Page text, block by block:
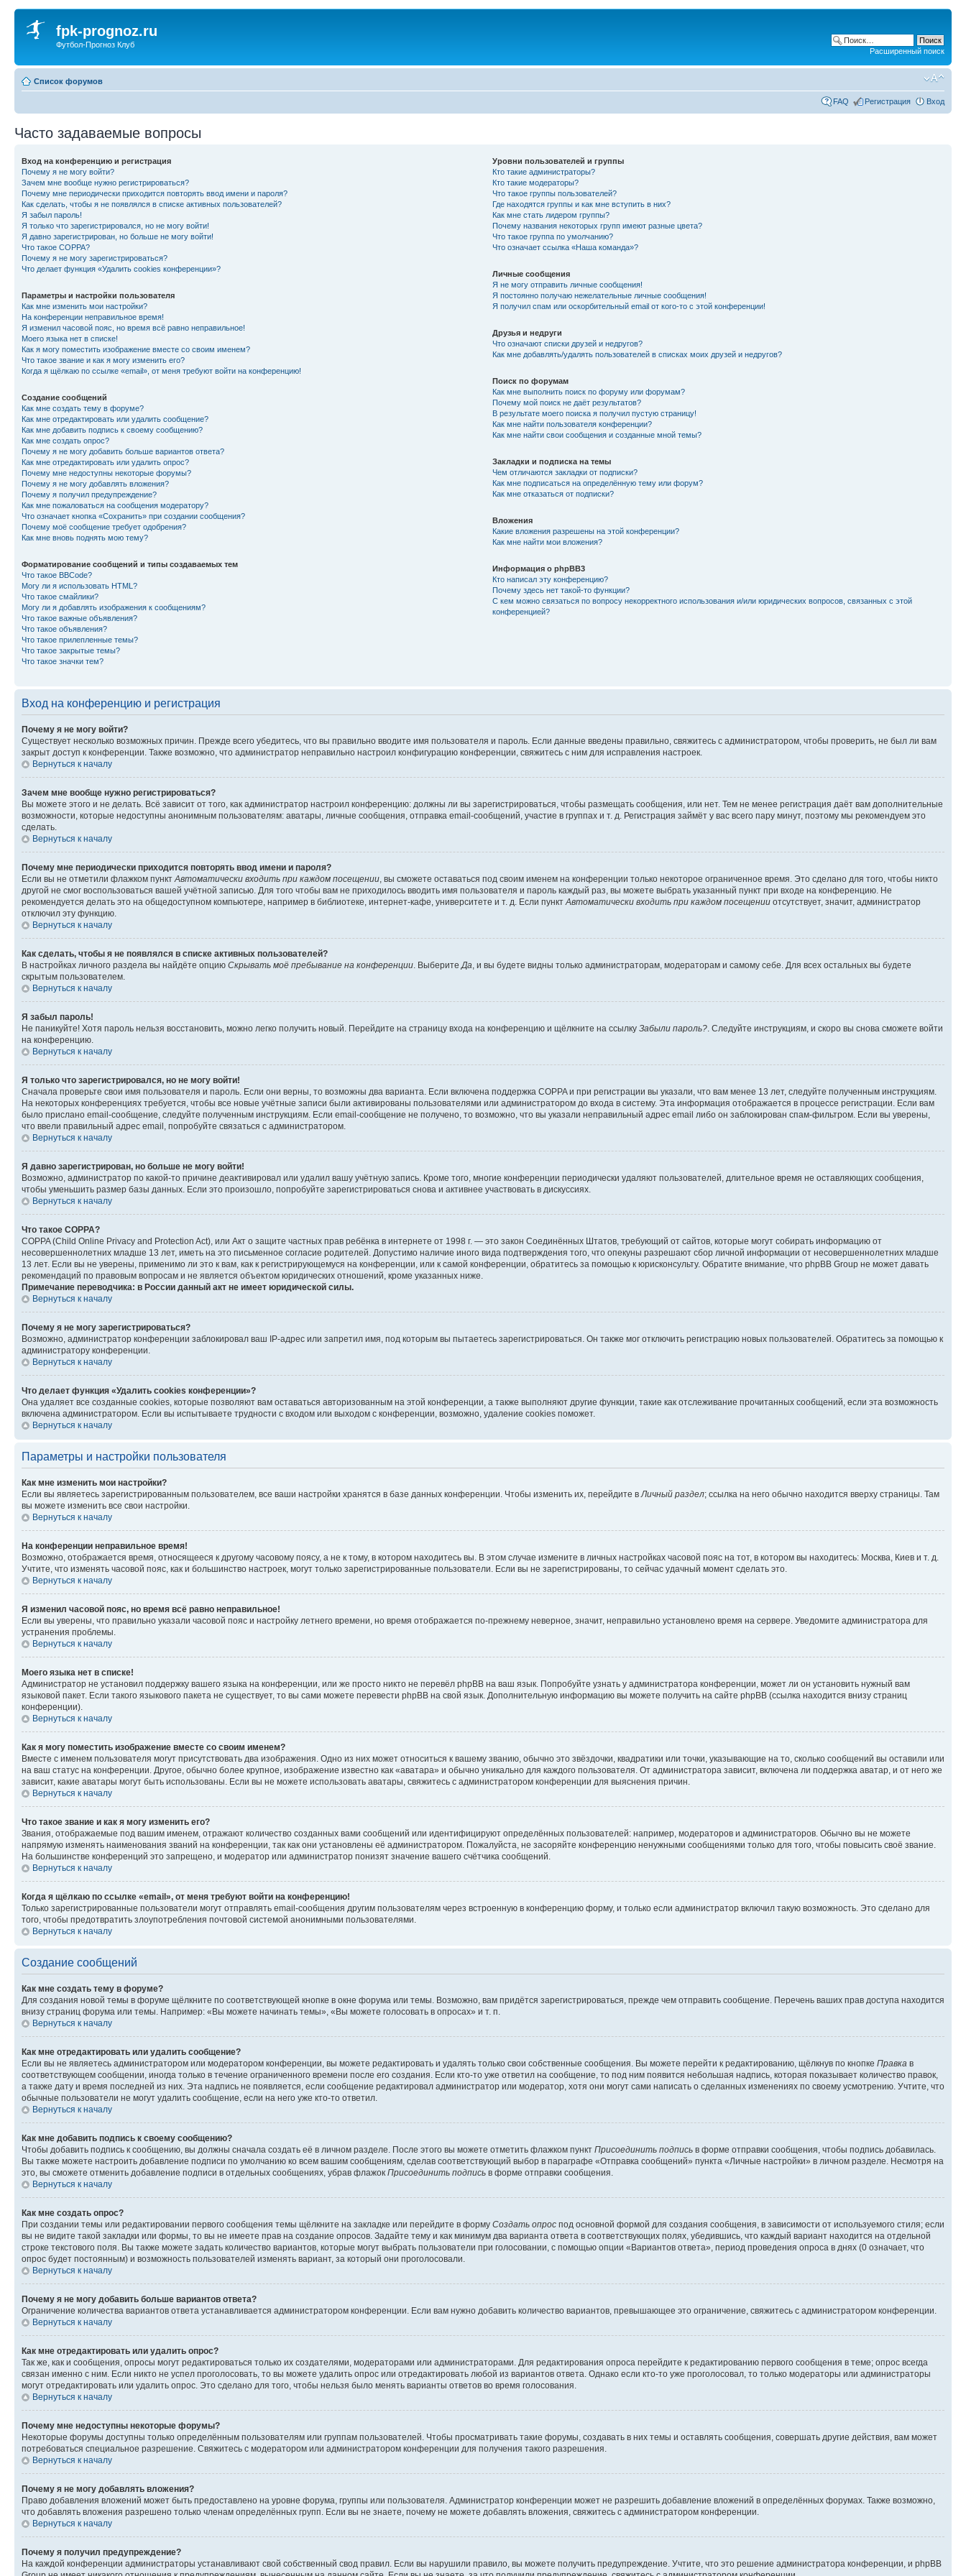
fpk-prognoz.ru
Футбол-Прогноз Клуб
Расширенный поиск
Список форумов
FAQ Регистрация Вход
Часто задаваемые вопросы
Вход на конференцию и регистрация
Почему я не могу войти?
Зачем мне вообще нужно регистрироваться?
Почему мне периодически приходится повторять ввод имени и пароля?
Как сделать, чтобы я не появлялся в списке активных пользователей?
Я забыл пароль!
Я только что зарегистрировался, но не могу войти!
Я давно зарегистрирован, но больше не могу войти!
Что такое COPPA?
Почему я не могу зарегистрироваться?
Что делает функция «Удалить cookies конференции»?
Параметры и настройки пользователя
Как мне изменить мои настройки?
На конференции неправильное время!
Я изменил часовой пояс, но время всё равно неправильное!
Моего языка нет в списке!
Как я могу поместить изображение вместе со своим именем?
Что такое звание и как я могу изменить его?
Когда я щёлкаю по ссылке «email», от меня требуют войти на конференцию!
Создание сообщений
Как мне создать тему в форуме?
Как мне отредактировать или удалить сообщение?
Как мне добавить подпись к своему сообщению?
Как мне создать опрос?
Почему я не могу добавить больше вариантов ответа?
Как мне отредактировать или удалить опрос?
Почему мне недоступны некоторые форумы?
Почему я не могу добавлять вложения?
Почему я получил предупреждение?
Как мне пожаловаться на сообщения модератору?
Что означает кнопка «Сохранить» при создании сообщения?
Почему моё сообщение требует одобрения?
Как мне вновь поднять мою тему?
Форматирование сообщений и типы создаваемых тем
Что такое BBCode?
Могу ли я использовать HTML?
Что такое смайлики?
Могу ли я добавлять изображения к сообщениям?
Что такое важные объявления?
Что такое объявления?
Что такое прилепленные темы?
Что такое закрытые темы?
Что такое значки тем?
Уровни пользователей и группы
Кто такие администраторы?
Кто такие модераторы?
Что такое группы пользователей?
Где находятся группы и как мне вступить в них?
Как мне стать лидером группы?
Почему названия некоторых групп имеют разные цвета?
Что такое группа по умолчанию?
Что означает ссылка «Наша команда»?
Личные сообщения
Я не могу отправить личные сообщения!
Я постоянно получаю нежелательные личные сообщения!
Я получил спам или оскорбительный email от кого-то с этой конференции!
Друзья и недруги
Что означают списки друзей и недругов?
Как мне добавлять/удалять пользователей в списках моих друзей и недругов?
Поиск по форумам
Как мне выполнить поиск по форуму или форумам?
Почему мой поиск не даёт результатов?
В результате моего поиска я получил пустую страницу!
Как мне найти пользователя конференции?
Как мне найти свои сообщения и созданные мной темы?
Закладки и подписка на темы
Чем отличаются закладки от подписки?
Как мне подписаться на определённую тему или форум?
Как мне отказаться от подписки?
Вложения
Какие вложения разрешены на этой конференции?
Как мне найти мои вложения?
Информация о phpBB3
Кто написал эту конференцию?
Почему здесь нет такой-то функции?
С кем можно связаться по вопросу некорректного использования и/или юридических вопросов, связанных с этой
конференцией?
Вход на конференцию и регистрация
Почему я не могу войти?
Существует несколько возможных причин. Прежде всего убедитесь, что вы правильно вводите имя пользователя и пароль. Если данные введены правильно, свяжитесь с администратором, чтобы проверить, не был ли вам
закрыт доступ к конференции. Также возможно, что администратор неправильно настроил конфигурацию конференции, свяжитесь с ним для исправления настроек.
Вернуться к началу
Зачем мне вообще нужно регистрироваться?
Вы можете этого и не делать. Всё зависит от того, как администратор настроил конференцию: должны ли вы зарегистрироваться, чтобы размещать сообщения, или нет. Тем не менее регистрация даёт вам дополнительные
возможности, которые недоступны анонимным пользователям: аватары, личные сообщения, отправка email-сообщений, участие в группах и т. д. Регистрация займёт у вас всего пару минут, поэтому мы рекомендуем это
сделать.
Вернуться к началу
Почему мне периодически приходится повторять ввод имени и пароля?
Если вы не отметили флажком пункт Автоматически входить при каждом посещении , вы сможете оставаться под своим именем на конференции только некоторое ограниченное время. Это сделано для того, чтобы никто
другой не смог воспользоваться вашей учётной записью. Для того чтобы вам не приходилось вводить имя пользователя и пароль каждый раз, вы можете выбрать указанный пункт при входе на конференцию. Не
рекомендуется делать это на общедоступном компьютере, например в библиотеке, интернет-кафе, университете и т. д. Если пункт Автоматически входить при каждом посещении отсутствует, значит, администратор
отключил эту функцию.
Вернуться к началу
Как сделать, чтобы я не появлялся в списке активных пользователей?
В настройках личного раздела вы найдёте опцию Скрывать моё пребывание на конференции . Выберите Да , и вы будете видны только администраторам, модераторам и самому себе. Для всех остальных вы будете
скрытым пользователем.
Вернуться к началу
Я забыл пароль!
Не паникуйте! Хотя пароль нельзя восстановить, можно легко получить новый. Перейдите на страницу входа на конференцию и щёлкните на ссылку Забыли пароль? . Следуйте инструкциям, и скоро вы снова сможете войти
на конференцию.
Вернуться к началу
Я только что зарегистрировался, но не могу войти!
Сначала проверьте свои имя пользователя и пароль. Если они верны, то возможны два варианта. Если включена поддержка COPPA и при регистрации вы указали, что вам менее 13 лет, следуйте полученным инструкциям.
На некоторых конференциях требуется, чтобы все новые учётные записи были активированы пользователями или администратором до входа в систему. Эта информация отображается в процессе регистрации. Если вам
было прислано email-сообщение, следуйте полученным инструкциям. Если email-сообщение не получено, то возможно, что вы указали неправильный адрес email либо он заблокирован спам-фильтром. Если вы уверены,
что ввели правильный адрес email, попробуйте связаться с администратором.
Вернуться к началу
Я давно зарегистрирован, но больше не могу войти!
Возможно, администратор по какой-то причине деактивировал или удалил вашу учётную запись. Кроме того, многие конференции периодически удаляют пользователей, длительное время не оставляющих сообщения,
чтобы уменьшить размер базы данных. Если это произошло, попробуйте зарегистрироваться снова и активнее участвовать в дискуссиях.
Вернуться к началу
Что такое COPPA?
COPPA (Child Online Privacy and Protection Act), или Акт о защите частных прав ребёнка в интернете от 1998 г. — это закон Соединённых Штатов, требующий от сайтов, которые могут собирать информацию от
несовершеннолетних младше 13 лет, иметь на это письменное согласие родителей. Допустимо наличие иного вида подтверждения того, что опекуны разрешают сбор личной информации от несовершеннолетних младше
13 лет. Если вы не уверены, применимо ли это к вам, как к регистрирующемуся на конференции, или к самой конференции, обратитесь за помощью к юрисконсульту. Обратите внимание, что phpBB Group не может давать
рекомендаций по правовым вопросам и не является объектом юридических отношений, кроме указанных ниже.
Примечание переводчика: в России данный акт не имеет юридической силы.
Вернуться к началу
Почему я не могу зарегистрироваться?
Возможно, администратор конференции заблокировал ваш IP-адрес или запретил имя, под которым вы пытаетесь зарегистрироваться. Он также мог отключить регистрацию новых пользователей. Обратитесь за помощью к
администратору конференции.
Вернуться к началу
Что делает функция «Удалить cookies конференции»?
Она удаляет все созданные cookies, которые позволяют вам оставаться авторизованным на этой конференции, а также выполняют другие функции, такие как отслеживание прочитанных сообщений, если эта возможность
включена администратором. Если вы испытываете трудности с входом или выходом с конференции, возможно, удаление cookies поможет.
Вернуться к началу
Параметры и настройки пользователя
Как мне изменить мои настройки?
Если вы являетесь зарегистрированным пользователем, все ваши настройки хранятся в базе данных конференции. Чтобы изменить их, перейдите в Личный раздел; ссылка на него обычно находится вверху страницы. Там
вы можете изменить все свои настройки.
Вернуться к началу
На конференции неправильное время!
Возможно, отображается время, относящееся к другому часовому поясу, а не к тому, в котором находитесь вы. В этом случае измените в личных настройках часовой пояс на тот, в котором вы находитесь: Москва, Киев и т. д.
Учтите, что изменять часовой пояс, как и большинство настроек, могут только зарегистрированные пользователи. Если вы не зарегистрированы, то сейчас удачный момент сделать это.
Вернуться к началу
Я изменил часовой пояс, но время всё равно неправильное!
Если вы уверены, что правильно указали часовой пояс и настройку летнего времени, но время отображается по-прежнему неверное, значит, неправильно установлено время на сервере. Уведомите администратора для
устранения проблемы.
Вернуться к началу
Моего языка нет в списке!
Администратор не установил поддержку вашего языка на конференции, или же просто никто не перевёл phpBB на ваш язык. Попробуйте узнать у администратора конференции, может ли он установить нужный вам
языковой пакет. Если такого языкового пакета не существует, то вы сами можете перевести phpBB на свой язык. Дополнительную информацию вы можете получить на сайте phpBB (ссылка находится внизу страниц
конференции).
Вернуться к началу
Как я могу поместить изображение вместе со своим именем?
Вместе с именем пользователя могут присутствовать два изображения. Одно из них может относиться к вашему званию, обычно это звёздочки, квадратики или точки, указывающие на то, сколько сообщений вы оставили или
на ваш статус на конференции. Другое, обычно более крупное, изображение известно как «аватара» и обычно уникально для каждого пользователя. От администратора зависит, включена ли поддержка аватар, и от него же
зависит, какие аватары могут быть использованы. Если вы не можете использовать аватары, свяжитесь с администратором конференции для выяснения причин.
Вернуться к началу
Что такое звание и как я могу изменить его?
Звания, отображаемые под вашим именем, отражают количество созданных вами сообщений или идентифицируют определённых пользователей: например, модераторов и администраторов. Обычно вы не можете
напрямую изменять наименования званий на конференции, так как они установлены её администратором. Пожалуйста, не засоряйте конференцию ненужными сообщениями только для того, чтобы повысить своё звание.
На большинстве конференций это запрещено, и модератор или администратор понизят значение вашего счётчика сообщений.
Вернуться к началу
Когда я щёлкаю по ссылке «email», от меня требуют войти на конференцию!
Только зарегистрированные пользователи могут отправлять email-сообщения другим пользователям через встроенную в конференцию форму, и только если администратор включил такую возможность. Это сделано для
того, чтобы предотвратить злоупотребления почтовой системой анонимными пользователями.
Вернуться к началу
Создание сообщений
Как мне создать тему в форуме?
Для создания новой темы в форуме щёлкните по соответствующей кнопке в окне форума или темы. Возможно, вам придётся зарегистрироваться, прежде чем отправить сообщение. Перечень ваших прав доступа находится
внизу страниц форума или темы. Например: «Вы можете начинать темы», «Вы можете голосовать в опросах» и т. п.
Вернуться к началу
Как мне отредактировать или удалить сообщение?
Если вы не являетесь администратором или модератором конференции, вы можете редактировать и удалять только свои собственные сообщения. Вы можете перейти к редактированию, щёлкнув по кнопке Правка в
соответствующем сообщении, иногда только в течение ограниченного времени после его создания. Если кто-то уже ответил на сообщение, то под ним появится небольшая надпись, которая показывает количество правок,
а также дату и время последней из них. Эта надпись не появляется, если сообщение редактировал администратор или модератор, хотя они могут сами написать о сделанных изменениях по своему усмотрению. Учтите, что
обычные пользователи не могут удалить сообщение, если на него уже кто-то ответил.
Вернуться к началу
Как мне добавить подпись к своему сообщению?
Чтобы добавить подпись к сообщению, вы должны сначала создать её в личном разделе. После этого вы можете отметить флажком пункт Присоединить подпись в форме отправки сообщения, чтобы подпись добавилась.
Вы также можете настроить добавление подписи по умолчанию ко всем вашим сообщениям, сделав соответствующий выбор в параграфе «Отправка сообщений» пункта «Личные настройки» в личном разделе. Несмотря на
это, вы сможете отменить добавление подписи в отдельных сообщениях, убрав флажок Присоединить подпись в форме отправки сообщения.
Вернуться к началу
Как мне создать опрос?
При создании темы или редактировании первого сообщения темы щёлкните на закладке или перейдите в форму Создать опрос под основной формой для создания сообщения, в зависимости от используемого стиля; если
вы не видите такой закладки или формы, то вы не имеете прав на создание опросов. Задайте тему и как минимум два варианта ответа в соответствующих полях, убедившись, что каждый вариант находится на отдельной
строке текстового поля. Вы также можете задать количество вариантов, которые могут выбрать пользователи при голосовании, с помощью опции «Вариантов ответа», период проведения опроса в днях (0 означает, что
опрос будет постоянным) и возможность пользователей изменять вариант, за который они проголосовали.
Вернуться к началу
Почему я не могу добавить больше вариантов ответа?
Ограничение количества вариантов ответа устанавливается администратором конференции. Если вам нужно добавить количество вариантов, превышающее это ограничение, свяжитесь с администратором конференции.
Вернуться к началу
Как мне отредактировать или удалить опрос?
Так же, как и сообщения, опросы могут редактироваться только их создателями, модераторами или администраторами. Для редактирования опроса перейдите к редактированию первого сообщения в теме; опрос всегда
связан именно с ним. Если никто не успел проголосовать, то вы можете удалить опрос или отредактировать любой из вариантов ответа. Однако если кто-то уже проголосовал, то только модераторы или администраторы
могут отредактировать или удалить опрос. Это сделано для того, чтобы нельзя было менять варианты ответов во время голосования.
Вернуться к началу
Почему мне недоступны некоторые форумы?
Некоторые форумы доступны только определённым пользователям или группам пользователей. Чтобы просматривать такие форумы, создавать в них темы и оставлять сообщения, совершать другие действия, вам может
потребоваться специальное разрешение. Свяжитесь с модератором или администратором конференции для получения такого разрешения.
Вернуться к началу
Почему я не могу добавлять вложения?
Право добавления вложений может быть предоставлено на уровне форума, группы или пользователя. Администратор конференции может не разрешить добавление вложений в определённых форумах. Также возможно,
что добавлять вложения разрешено только членам определённых групп. Если вы не знаете, почему не можете добавлять вложения, свяжитесь с администратором конференции.
Вернуться к началу
Почему я получил предупреждение?
На каждой конференции администраторы устанавливают свой собственный свод правил. Если вы нарушили правило, вы можете получить предупреждение. Учтите, что это решение администратора конференции, и phpBB